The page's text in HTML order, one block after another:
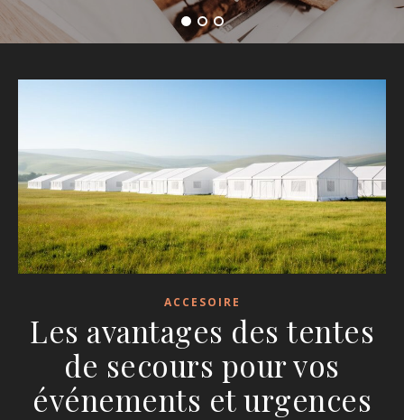
ACCESOIRE
Les avantages des tentes
de secours pour vos
événements et urgences